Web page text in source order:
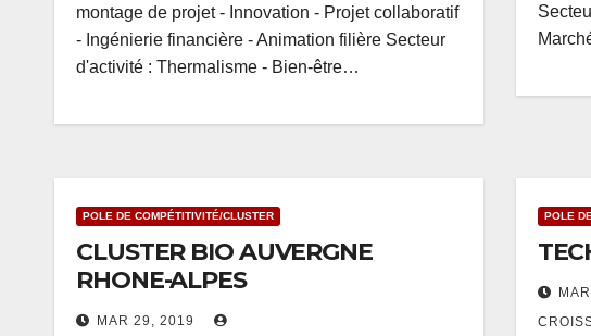
montage de projet - Innovation - Projet collaboratif
- Ingénierie financière - Animation filière Secteur
d'activité : Thermalisme - Bien-être…
POLE DE COMPÉTITIVITÉ/CLUSTER
CLUSTER BIO AUVERGNE
RHONE-ALPES
MAR 29, 2019
POLE